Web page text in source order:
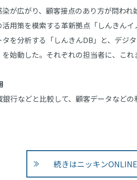
が広がり、顧客接点のあり方が問わ
用策を模索する革新拠点「しんきん
を分析する「しんきんDB」と、デジ
始動した。それぞれの担当者に、これ
行などと比較して、顧客データなど
続きはニッキンONLINE